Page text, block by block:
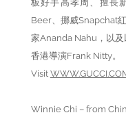
板好手高孝周、擅長
Beer、挪威Snapchat
家Ananda Nahu，以
香港導演Frank Nitty。
Visit
Winnie Chi – from